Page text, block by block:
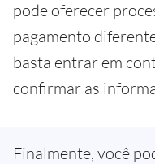
pode oferecer
pagamento
basta entrar em
confirmar as
Finalmente, você